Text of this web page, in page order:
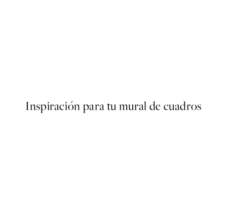
Inspiración para tu mural de cuadros